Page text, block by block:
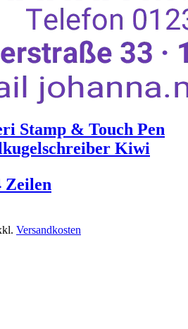
Stamp & Touch Pen
Kiwi
Zeilen
Versandkosten